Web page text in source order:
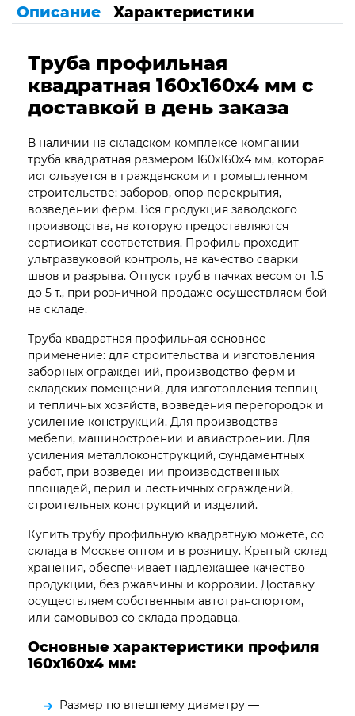
Описание Характеристики
Труба профильная
квадратная 160х160х4 мм с
доставкой в день заказа
В наличии на складском комплексе компании
труба квадратная размером 160х160х4 мм, которая
используется в гражданском и промышленном
строительстве: заборов, опор перекрытия,
возведении ферм. Вся продукция заводского
производства, на которую предоставляются
сертификат соответствия. Профиль проходит
ультразвуковой контроль, на качество сварки
швов и разрыва. Отпуск труб в пачках весом от 1.5
до 5 т., при розничной продаже осуществляем бой
на складе.
Труба квадратная профильная основное
применение: для строительства и изготовления
заборных ограждений, производство ферм и
складских помещений, для изготовления теплиц
и тепличных хозяйств, возведения перегородок и
усиление конструкций. Для производства
мебели, машиностроении и авиастроении. Для
усиления металлоконструкций, фундаментных
работ, при возведении производственных
площадей, перил и лестничных ограждений,
строительных конструкций и изделий.
Купить трубу профильную квадратную можете, со
склада в Москве оптом и в розницу. Крытый склад
хранения, обеспечивает надлежащее качество
продукции, без ржавчины и коррозии. Доставку
осуществляем собственным автотранспортом,
или самовывоз со склада продавца.
Основные характеристики профиля
160х160х4 мм:
Размер по внешнему диаметру —